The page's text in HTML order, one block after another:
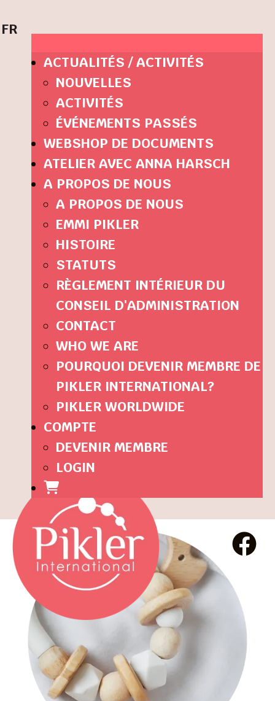
ACTUALITÉS / ACTIVITÉS
NOUVELLES
ACTIVITÉS
ÉVÉNEMENTS PASSÉS
WEBSHOP DE DOCUMENTS
ATELIER AVEC ANNA HARSCH
A PROPOS DE NOUS
A PROPOS DE NOUS
EMMI PIKLER
HISTOIRE
STATUTS
RÈGLEMENT INTÉRIEUR DU
CONSEIL D'ADMINISTRATION
CONTACT
WHO WE ARE
POURQUOI DEVENIR MEMBRE DE
PIKLER INTERNATIONAL?
PIKLER WORLDWIDE
COMPTE
DEVENIR MEMBRE
LOGIN
FR